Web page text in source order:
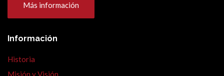
Más información
Información
Historia
Misión y Visión